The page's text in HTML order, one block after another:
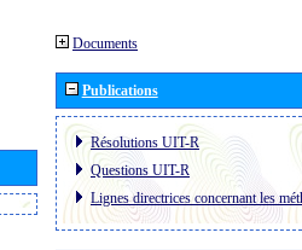
Documents
Publications
Résolutions UIT-R
Questions UIT-R
Lignes directrices concernant les